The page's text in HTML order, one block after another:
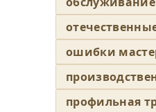
ошибки
профильная